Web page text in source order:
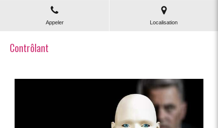
Appeler Localisation
Contrôlant